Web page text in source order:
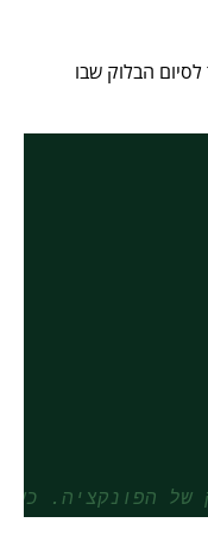
הבלוק שבו
של הפונקציה.